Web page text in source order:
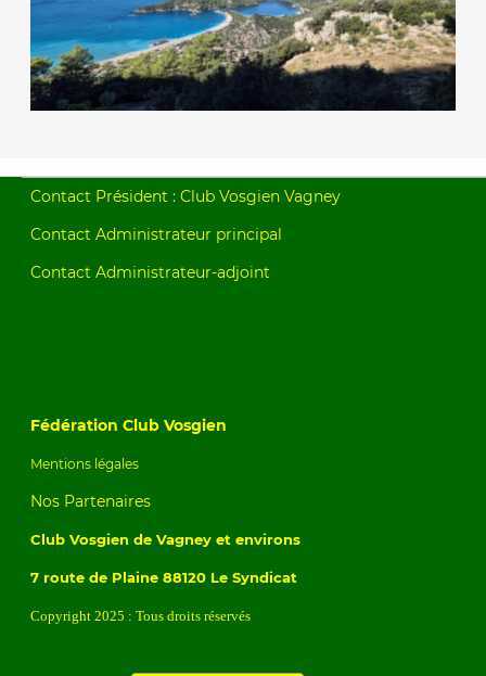
Contact Président : Club Vosgien Vagney
Contact Administrateur principal
Contact Administrateur-adjoint
Fédération Club Vosgien
Mentions légales
Nos Partenaires
Club Vosgien de Vagney et environs
7 route de Plaine 88120 Le Syndicat
Copyright 2025 : Tous droits réservés